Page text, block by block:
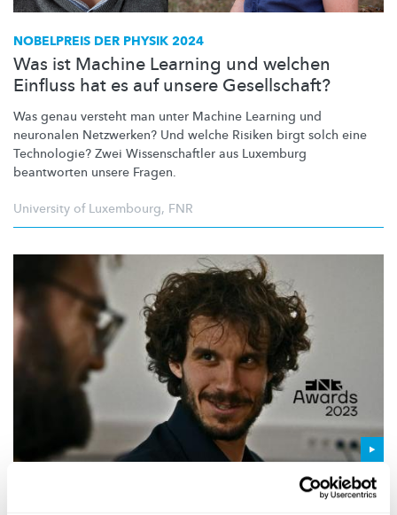
NOBELPREIS DER PHYSIK 2024
Was ist Machine Learning und welchen
Einfluss hat es auf unsere Gesellschaft?
Was genau versteht man unter Machine Learning und
neuronalen Netzwerken? Und welche Risiken birgt solch eine
Technologie? Zwei Wissenschaftler aus Luxemburg
beantworten unsere Fragen.
University of Luxembourg, FNR